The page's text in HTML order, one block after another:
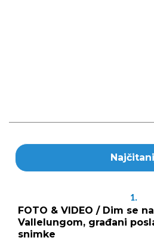
1.
FOTO & VIDEO / Dim se
Vallelungom, građani
snimke